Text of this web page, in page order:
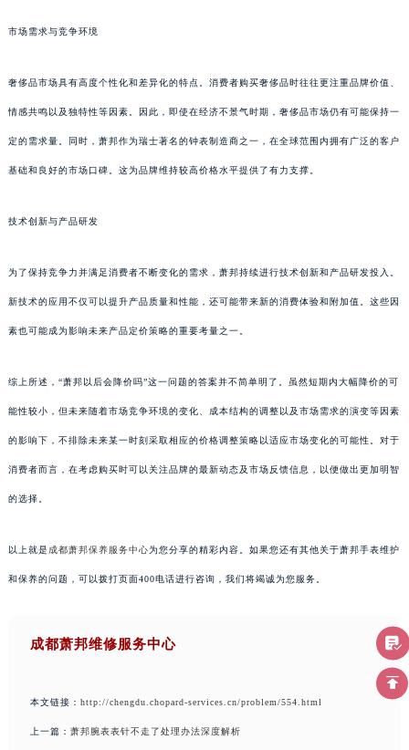
市场需求与竞争环境
奢侈品市场具有高度个性化和差异化的特点。消费者购买奢侈品时往往更注重品牌价值、
情感共鸣以及独特性等因素。因此，即使在经济不景气时期，奢侈品市场仍有可能保持一
定的需求量。同时，萧邦作为瑞士著名的钟表制造商之一，在全球范围内拥有广泛的客户
基础和良好的市场口碑。这为品牌维持较高价格水平提供了有力支撑。
技术创新与产品研发
为了保持竞争力并满足消费者不断变化的需求，萧邦持续进行技术创新和产品研发投入。
新技术的应用不仅可以提升产品质量和性能，还可能带来新的消费体验和附加值。这些因
素也可能成为影响未来产品定价策略的重要考量之一。
综上所述，“萧邦以后会降价吗”这一问题的答案并不简单明了。虽然短期内大幅降价的可
能性较小，但未来随着市场竞争环境的变化、成本结构的调整以及市场需求的演变等因素
的影响下，不排除未来某一时刻采取相应的价格调整策略以适应市场变化的可能性。对于
消费者而言，在考虑购买时可以关注品牌的最新动态及市场反馈信息，以便做出更加明智
的选择。
以上就是 成都萧邦保养服务中心为您分享的精彩内容。如果您还有其他关于萧邦手表维护
和保养的问题，可以拨打页面400电话进行咨询，我们将竭诚为您服务。
成都萧邦维修服务中心
本文链接： http://chengdu.chopard-services.cn/problem/554.html
上一篇： 萧邦腕表表针不走了处理办法深度解析